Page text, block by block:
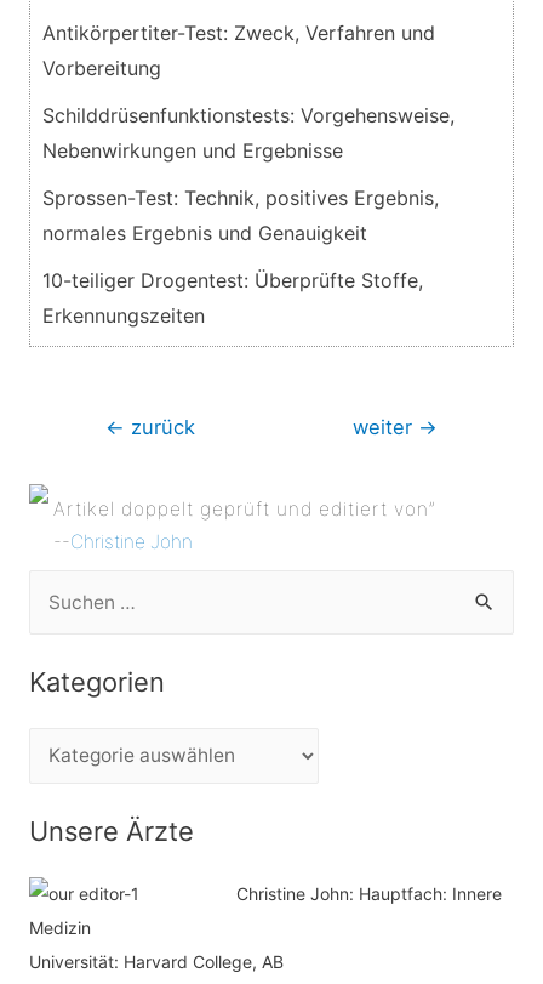
Antikörpertiter-Test: Zweck, Verfahren und
Vorbereitung
Schilddrüsenfunktionstests: Vorgehensweise,
Nebenwirkungen und Ergebnisse
Sprossen-Test: Technik, positives Ergebnis,
normales Ergebnis und Genauigkeit
10-teiliger Drogentest: Überprüfte Stoffe,
Erkennungszeiten
Beitragsnavigation
← zurück weiter →
Artikel doppelt geprüft und editiert von”
--Christine John
c
h
:
Kategorien
t
g
o
r
Unsere Ärzte
Christine John: Hauptfach: Innere
Medizin
Universität: Harvard College, AB